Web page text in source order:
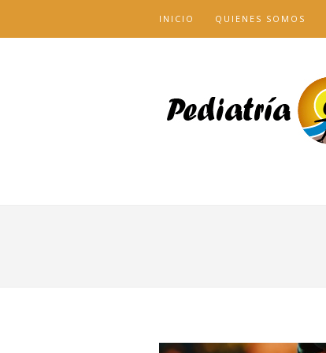
INICIO QUIENES SOMOS